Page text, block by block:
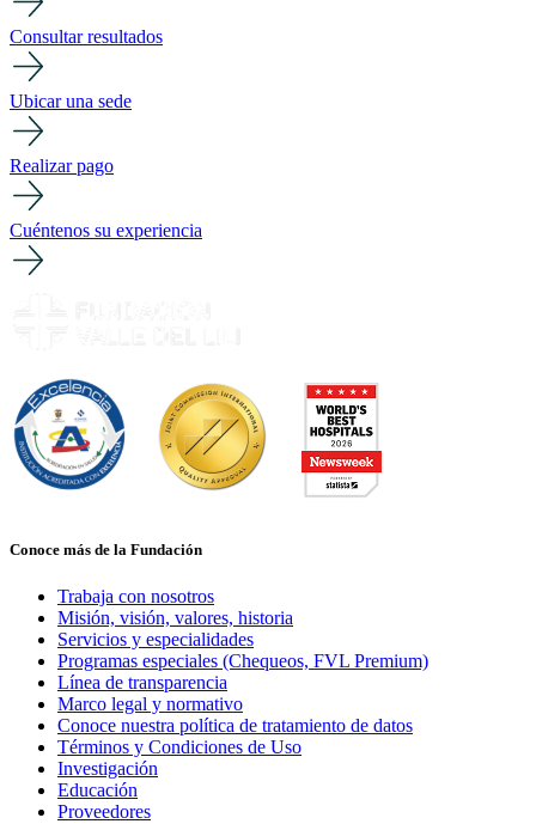
Consultar resultados
Ubicar una sede
Realizar pago
Cuéntenos su experiencia
Conoce más de la Fundación
Trabaja con nosotros
Misión, visión, valores, historia
Servicios y especialidades
Programas especiales (Chequeos, FVL Premium)
Línea de transparencia
Marco legal y normativo
Conoce nuestra política de tratamiento de datos
Términos y Condiciones de Uso
Investigación
Educación
Proveedores